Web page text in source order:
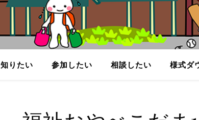
知りたい 参加したい 相談したい 様式ダ